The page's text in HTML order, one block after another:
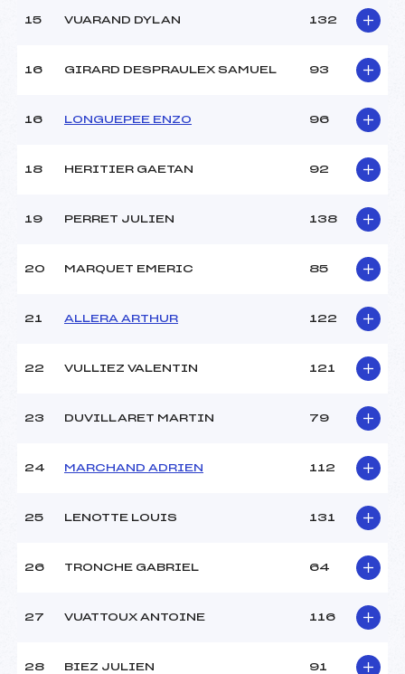
Pénalité appliquée :
255.0000
15 VUARAND DYLAN 132
16 GIRARD DESPRAULEX SAMUEL 93
16 LONGUEPEE ENZO 96
18 HERITIER GAETAN 92
19 PERRET JULIEN 138
20 MARQUET EMERIC 85
21 ALLERA ARTHUR 122
22 VULLIEZ VALENTIN 121
23 DUVILLARET MARTIN 79
24 MARCHAND ADRIEN 112
25 LENOTTE LOUIS 131
26 TRONCHE GABRIEL 64
27 VUATTOUX ANTOINE 116
28 BIEZ JULIEN 91